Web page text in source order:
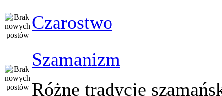
Czarostwo
Szamanizm
Różne tradycje